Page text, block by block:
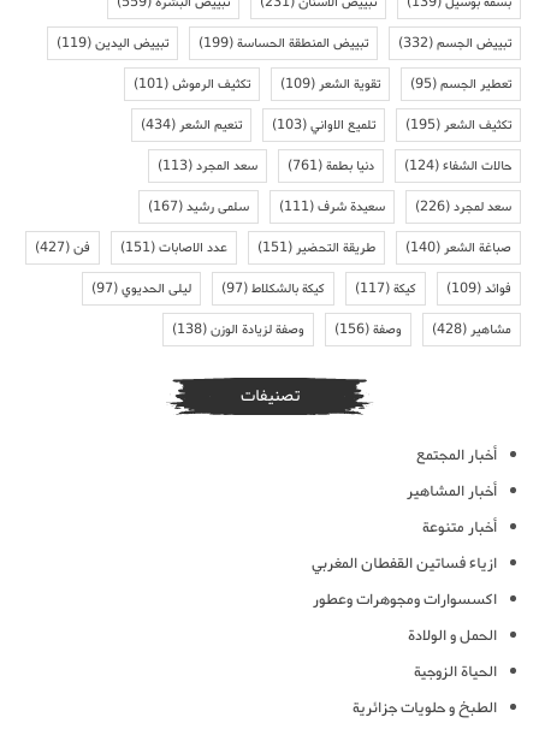
تبييض الجسم(332) تبييض المنطقة الحساسة(199) تبييض اليدين(119)
تعطير الجسم(95) تقوية الشعر(109) تكثيف الرموش(101)
تكثيف الشعر(195) تلميع الاواني(103) تنعيم الشعر(434)
حالات الشفاء(124) دنيا بطمة(761) سعد المجرد(113)
سعد لمجرد(226) سعيدة شرف(111) سلمى رشيد(167)
صباغة الشعر(140) طريقة التحضير(151) عدد الاصابات(151) فن(427)
فوائد(109) كيكة(117) كيكة بالشكلاط(97) ليلى الحديوي(97)
مشاهير(428) وصفة(156) وصفة لزيادة الوزن(138)
تصنيفات
أخبار المجتمع
أخبار المشاهير
أخبار متنوعة
ازياء فساتين القفطان المغربي
اكسسوارات ومجوهرات وعطور
الحمل و الولادة
الحياة الزوجية
الطبخ و حلويات جزائرية